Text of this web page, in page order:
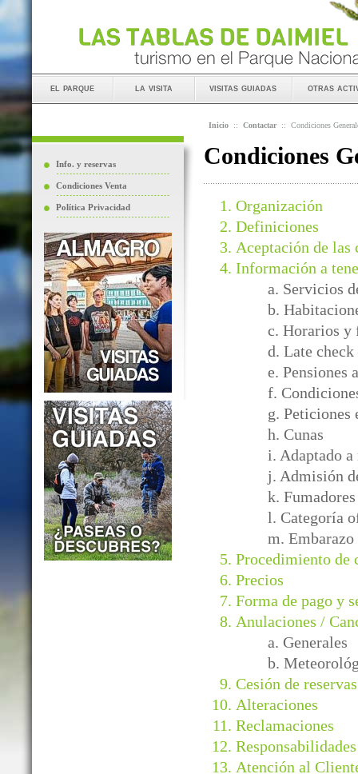
el parque la visita visitas guiadas otras
Info. y reservas
Condiciones Venta
Política Privacidad
Inicio :: Contactar :: Condiciones
Condiciones
Organización
Definiciones
Aceptación de las
Información a
a. Servicios
b.
c. Horarios y
d. Late check
e. Pensiones
f.
g. Peticiones
h. Cunas
i. Adaptado
j. Admisión
k. Fumadores
l. Categoría
m. Embarazo
Procedimiento de
Precios
Forma de pago y
Anulaciones /
a. Generales
b.
Cesión de reservas
Alteraciones
Reclamaciones
Responsabilidades
Atención al